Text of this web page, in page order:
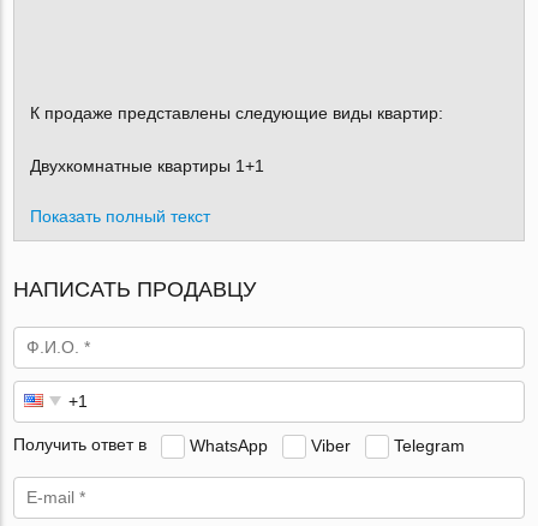
К продаже представлены следующие виды квартир:
Двухкомнатные квартиры 1+1
Показать полный текст
НАПИСАТЬ ПРОДАВЦУ
Получить ответ в WhatsApp Viber Telegram